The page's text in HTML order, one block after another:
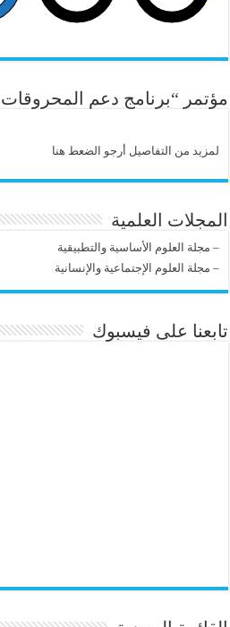
مؤتمر “برنامج دعم
لمزيد من التفاصيل أرجو الضعط هنا
المجلات العلمية
– مجلة العلوم الأساسية والتطبيقية
– مجلة العلوم الإجتماعية والإنسانية
تابعنا على فيسبوك